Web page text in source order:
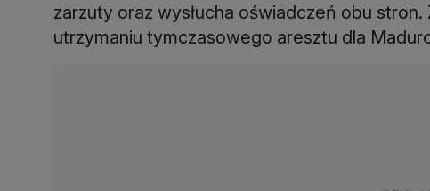
zarzuty oraz wysłucha oświadczeń obu
utrzymaniu tymczasowego aresztu dla